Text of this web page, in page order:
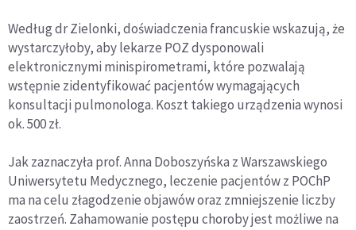
Według dr Zielonki, doświadczenia francuskie wskazują, że
wystarczyłoby, aby lekarze POZ dysponowali
elektronicznymi minispirometrami, które pozwalają
wstępnie zidentyfikować pacjentów wymagających
konsultacji pulmonologa. Koszt takiego urządzenia wynosi
ok. 500 zł.
Jak zaznaczyła prof. Anna Doboszyńska z Warszawskiego
Uniwersytetu Medycznego, leczenie pacjentów z POChP
ma na celu złagodzenie objawów oraz zmniejszenie liczby
zaostrzeń. Zahamowanie postępu choroby jest możliwe na